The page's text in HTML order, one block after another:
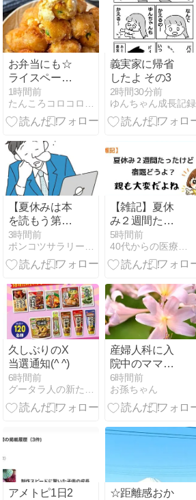
お弁当にも☆
ライスペーパ
ーで作る白身
魚のタルタル
フライ
1時間前
たんころコロコロ日記
義実家に帰省
したよ その3
2時間30分前
ゆんちゃん成長記録
【夏休みは本
を読もう第13
弾】レブロ
ン・ジェーム
ズおすすめ本
から成功哲学
まで厳選紹介
3時間前
ポンコツサラリーマンの雑記帳 - 子どもと仕事と趣味の雑記帳
【雑記】夏休
み２週間たっ
たけど宿題ど
うよ？親も大
変だよね
5時間前
40代からの医療事務、無理しない働き方
久しぶりのX
当選通知(^ ^)
6時間前
グータラ人の新たなる挑戦！
産婦人科に入
院中のママか
ら貰ったプレ
ゼント
6時間前
お孫ちゃん
アメトピ1日2
☆距離感おか